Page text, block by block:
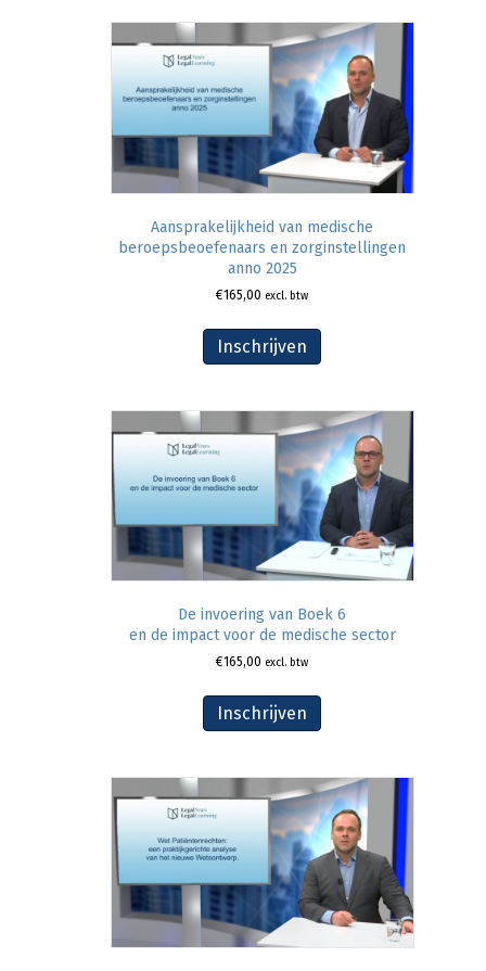
Aansprakelijkheid van medische
beroepsbeoefenaars en zorginstellingen
anno 2025
€165,00 excl. btw
Inschrijven
De invoering van Boek 6
en de impact voor de medische sector
€165,00 excl. btw
Inschrijven